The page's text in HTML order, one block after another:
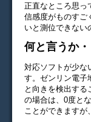
正直なところ思っ
信感度がものすご
いと測位できない
何と言うか・
対応ソフトが少な
す。ゼンリン電子
と向きを検出す
の場合は、0度と
ことができますが